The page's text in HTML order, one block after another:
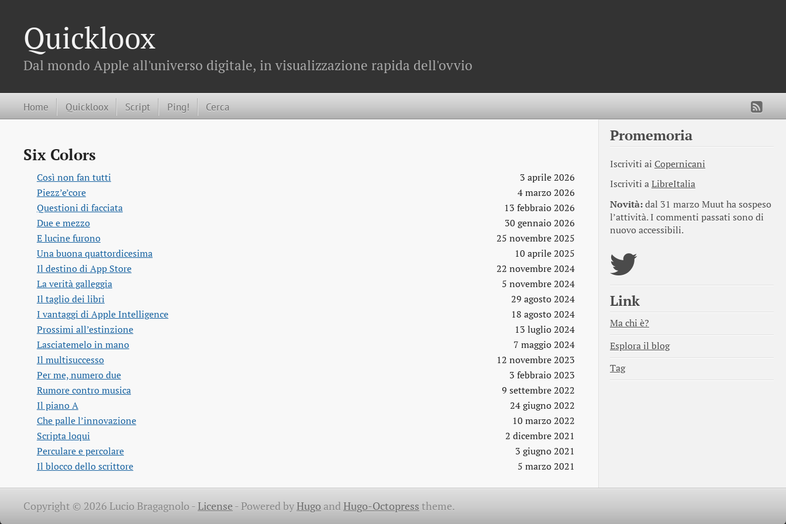
Quickloox
Dal mondo Apple all'universo digitale, in visualizzazione rapida dell'ovvio
Home Quickloox Script Ping! Cerca
Six Colors
Così non fan tutti
3 aprile 2026
Piezz’e’core
4 marzo 2026
Questioni di facciata
13 febbraio 2026
Due e mezzo
30 gennaio 2026
E lucine furono
25 novembre 2025
Una buona quattordicesima
10 aprile 2025
Il destino di App Store
22 novembre 2024
La verità galleggia
5 novembre 2024
Il taglio dei libri
29 agosto 2024
I vantaggi di Apple Intelligence
18 agosto 2024
Prossimi all’estinzione
13 luglio 2024
Lasciatemelo in mano
7 maggio 2024
Il multisuccesso
12 novembre 2023
Per me, numero due
3 febbraio 2023
Rumore contro musica
9 settembre 2022
Il piano A
24 giugno 2022
Che palle l’innovazione
10 marzo 2022
Scripta loqui
2 dicembre 2021
Perculare e percolare
3 giugno 2021
Il blocco dello scrittore
5 marzo 2021
Promemoria
Iscriviti ai Copernicani
Iscriviti aLibreItalia
Novità:dal 31 marzo Muut ha sospeso
l’attività. I commenti passati sono di
nuovo accessibili.
Link
Ma chi è?
Esplora il blog
Tag
Copyright © 2026 Lucio Bragagnolo -License -Powered byHugoandHugo-Octopress theme.